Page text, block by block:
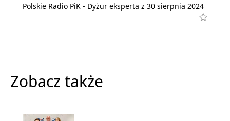
Polskie Radio PiK - Dyżur eksperta z 30 sierpnia 2024
Zobacz także